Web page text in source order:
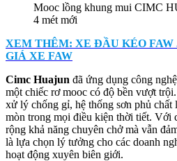
Mooc lồng khung mui CIMC
4 mét mới
XEM THÊM: XE ĐẦU KÉO FAW
GIÁ XE FAW
Cimc Huajun đã ứng dụng công
một chiếc rơ mooc có độ bền vượt
xử lý chống gỉ, hệ thống sơn phủ
mòn trong mọi điều kiện thời tiết. Với
rộng khả năng chuyên chở mà vẫn
là lựa chọn lý tưởng cho các doanh
hoạt động xuyên biên giới.